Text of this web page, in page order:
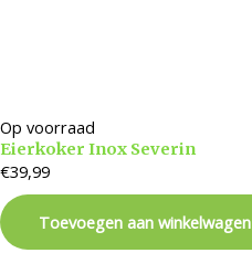
Op voorraad
Eierkoker Inox Severin
€39,99
Toevoegen aan winkelwagen